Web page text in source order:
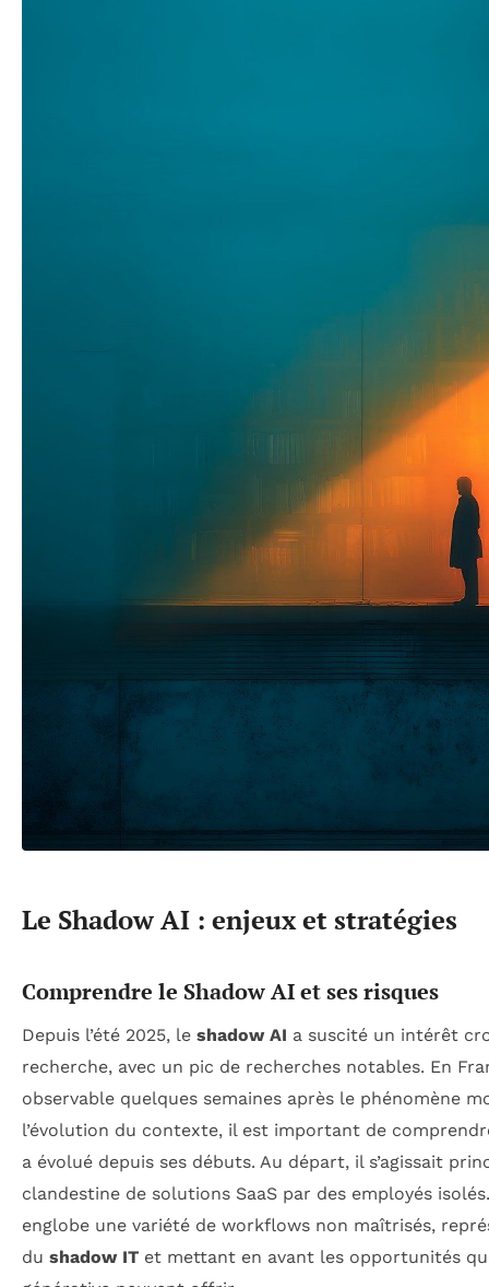
Le Shadow AI : enjeux et stratégies
Comprendre le Shadow AI et ses risques
Depuis l’été 2025, le shadow AI a suscité un intérêt
recherche, avec un pic de recherches notables. En
observable quelques semaines après le phénomène
l’évolution du contexte, il est important de
a évolué depuis ses débuts. Au départ, il s’agissait
clandestine de solutions SaaS par des employés
englobe une variété de workflows non maîtrisés,
du shadow IT et mettant en avant les opportunités